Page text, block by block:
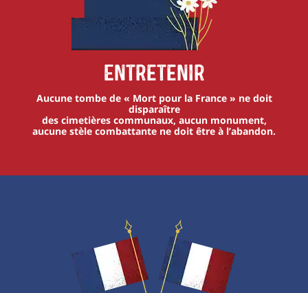
Entretenir
Aucune tombe de « Mort pour la France » ne doit
disparaître
des cimetières communaux, aucun monument,
aucune stèle combattante ne doit être à l’abandon.